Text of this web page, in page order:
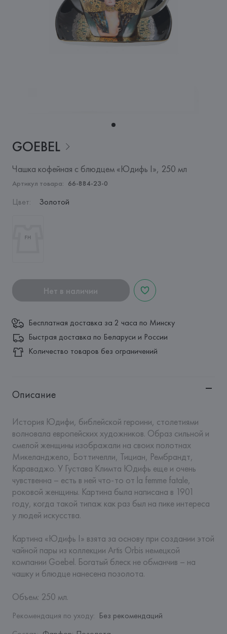
GOEBEL
Чашка кофейная с блюдцем «Юдифь I», 250 мл
Артикул товара: 66-884-23-0
Цвет: Золотой
Нет в наличии
Бесплатная доставка за 2 часа по Минску
Быстрая доставка по Беларуси и России
Количество товаров без ограничений
Описание
История Юдифи, библейской героини, столетиями
волновала европейских художников. Образ сильной и
смелой женщины изображали на своих полотнах
Микеланджело, Боттичелли, Тициан, Рембрандт,
Караваджо. У Густава Климта Юдифь еще и очень
чувственна – есть в ней что-то от la femme fatale,
роковой женщины. Картина была написана в 1901
году, когда такой типаж как раз был на пике интереса
у людей искусства.
Картина «Юдифь I» взята за основу при создании этой
чайной пары из коллекции Artis Orbis немецкой
компании Goebel. Богатый блеск не обманчив – на
чашку и блюдце нанесена позолота.
Объем: 250 мл.
Рекомендация по уходу: Без рекомендаций